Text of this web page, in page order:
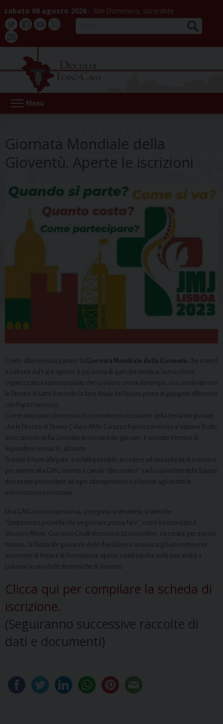
content
sabato 08 agosto 2026 San Domenico, sacerdote
Twitter
Buona
webmail
Menu
Giornata Mondiale della
Gioventù. Aperte le iscrizioni
Conto alla rovescia partito: la Giornata Mondiale della Gioventù che si terrà
a Lisbona dal 1 al 6 agosto è più vicina di quel che sembra; la macchina
organizzativa internazionale che si muove ormai da tempo, ora condivide con
le Diocesi di tutto il mondo la fase finale del lavoro prima di giungere all’evento
con Papa Francesco.
Come anticipato domenica 20 novembre in occasione della festa dei giovani
che le Diocesi di Teano-Calvi e Alife-Caiazzo hanno condiviso a Vairano Scalo
in occasione della Giornata diocesana dei giovani, è arrivato il tempo di
rispondere con un Sì, all’invito.
Tramite il form allegato, è infatti possibile accedere ad una scheda di iscrizioni
per aderire alla GMG tramite il canale “diocesano”: sarà cura infatti delle Equipe
diocesane provvedere ad ogni adempimento e a fornire agli iscritti le
informazioni necessarie.
Una GMG non si improvvisa; si prepara; si desidera; si attende…
“L’esperienza più bella che un giovane possa fare”, come ha ricordato il
Vescovo Mons. Giacomo Cirulli domenica 20 novembre, va curata; per questo
motivo, la Pastorale giovanile delle due Diocesi annuncia già un imminente
momento di festa e di formazione aperto a tutti (anche a chi non andrà a
Lisbona) in una delle domeniche di Avvento.
Clicca qui per compilare la scheda di
iscrizione.
(Seguiranno successive raccolte di
dati e documenti)